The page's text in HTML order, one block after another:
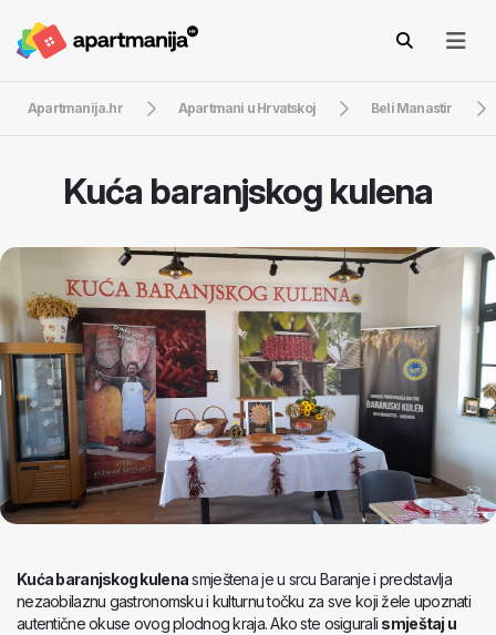
Apartmanija.hr Apartmani u Hrvatskoj Beli Manastir
Kuća baranjskog kulena
Kuća baranjskog kulenasmještena je u srcu Baranje i predstavlja
nezaobilaznu gastronomsku i kulturnu točku za sve koji žele upoznati
autentične okuse ovog plodnog kraja. Ako ste osigurali smještaj u